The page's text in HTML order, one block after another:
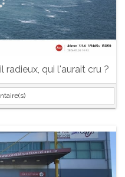
radieux, qui l'aurait cru ?